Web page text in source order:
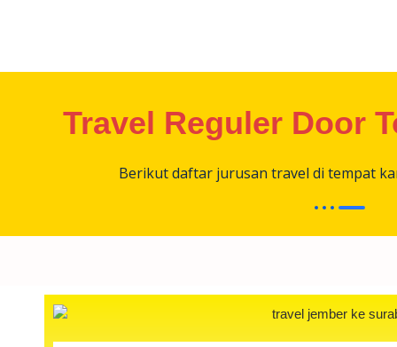
Travel Reguler Door
Berikut daftar jurusan travel di tempat